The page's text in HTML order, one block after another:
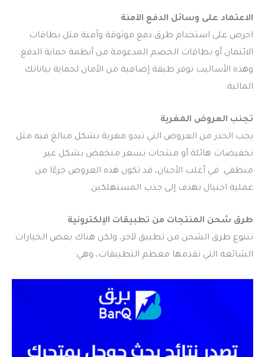
الاعتماد على وسائل الدفع الآمنة
احرص على استخدام طرق دفع موثوقة وآمنة مثل بطاقات
الائتمان أو بطاقات الخصم المدعومة من أنظمة حماية الدفع.
وهذه الأساليب توفر طبقة إضافية من الأمان لحماية بياناتك
المالية.
تجنب العروض المغرية
يجب الحذر من العروض التي تبدو مغرية بشكل مبالغ فيه مثل
تخفيضات هائلة أو منتجات بسعر منخفض بشكل غير
منطقي. في أغلب الأحيان، قد تكون هذه العروض جزءًا من
عملية احتيال تهدف إلى جذب المستهلكين.
طرق شحن المنتجات من تطبيقات الإلكترونية
تتنوع طرق الشحن من تطبيق لآخر، ولكن هناك بعض الخيارات
الشائعة التي تقدمها معظم التطبيقات، وهي: